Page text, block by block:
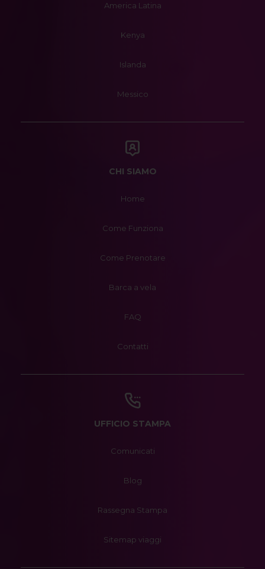
America Latina
Kenya
Islanda
Messico
CHI SIAMO
Home
Come Funziona
Come Prenotare
Barca a vela
FAQ
Contatti
UFFICIO STAMPA
Comunicati
Blog
Rassegna Stampa
Sitemap viaggi